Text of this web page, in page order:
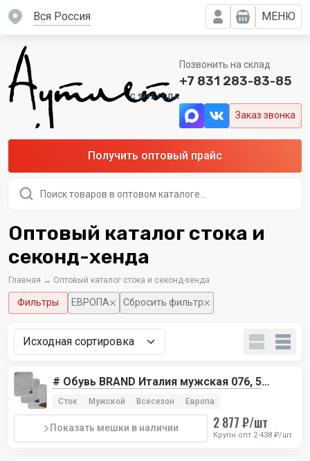
вся Россия МЕНЮ
C 1995 ГОДА
Позвонить на склад
+7 831 283-83-85
Заказ звонка
Получить оптовый прайс
товаров
Оптовый каталог стока и
секонд-хенда
Главная → Оптовый каталог стока и секонд-хенда
Фильтры ЕВРОПА Сбросить фильтр
# Обувь BRAND Италия мужская 076, 5
лотов
Сток Мужской Всесезон Европа
Показать мешки в наличии 2 877 ₽/шт
Крупн.опт 2 438 ₽/шт